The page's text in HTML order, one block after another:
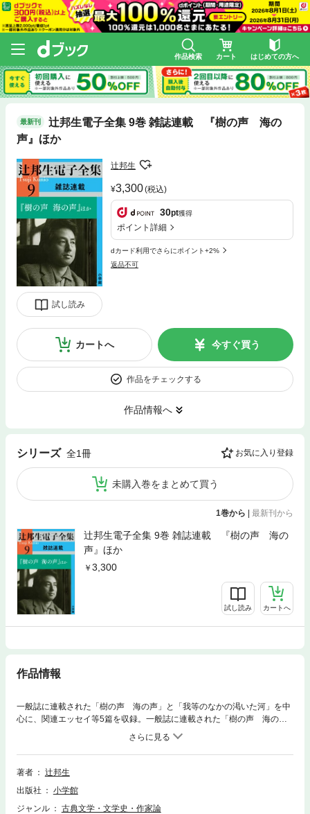
作品検索 カート はじめての方へ
最新刊
辻邦生電子全集 9巻 雑誌連載 『樹の声 海の
声』ほか
試し読み
辻邦生
3,300(税込)
30pt獲得
ポイント詳細
dカード利用でさらにポイント+2%
返品不可
カートへ 今すぐ買う
作品をチェックする
作品情報へ
シリーズ 全1冊 お気に入り登録
未購入巻をまとめて買う
1巻から | 最新刊から
辻邦生電子全集 9巻 雑誌連載 『樹の声 海の
声』ほか
3,300
試し読み カートへ
作品情報
一般誌に連載された「樹の声 海の声」と「我等のなかの渇いた河」を中
心に、関連エッセイ等5篇を収録。一般誌に連載された「樹の声 海の
声」と「我等のなかの渇いた河」を中心に、関連エッセイ等5篇（うち2篇
は「樹の声 海の声」の「間奏曲」１、2）を収録。『樹の声 海の声』
は、三部構成の長篇小説で、1978年11月から1981年12月にかけて、文芸
誌ではなく一般誌「朝日ジャーナル」に連載された大作で、1982年には朝
く、作品の主人公・逗子咲耶には学習院大学仏文科での辻の同僚で、フラ
ンス語会話を担当していたホエツカ夫人という現実のモデルがいる。彼女
著者
辻邦生
出版社
小学館
ジャンル
古典文学・文学史・作家論